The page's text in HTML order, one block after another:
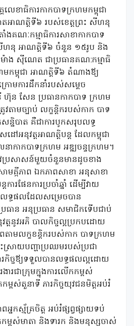
េខាធិការកាកបាទក្រហមកម្ពុជា
តអាណត្តិទី៦ របស់ខេត្តព្រះ សីហនុ
ាំងគណៈកម្មាធិការសាខាកាកបាទ
សីហនុ អាណត្តិទី៦ ចំនួន ១៥រូប និង
ាង ស៊ីណេត ជាប្រធានគណ:កម្មាធិ
មកម្ពុជា អាណត្តិទី៦ តំណាងឪ្យ
រោមការដឹកនាំរបស់សម្តេច
ហ៊ុន សែន ប្រធានកាកបាទ ក្រហម
វតាមច្បាប់ លក្ខន្តិករបស់កាក បាទ
ន្និបាត គឺជាការបូកសរុបលទ្ធ
ៅអនុវត្តអាណត្តិបន្ត ដែលកម្ពុជា
ាកាកបាទក្រហម អឌ្ឍចន្ទក្រហម។
ប្រសាសន៍មួយចំនួនមានដូចខាង
មគ្កីភាព ឯកភាពសាខា អនុសាខា
ារផែនការប្រចាំឆ្នាំ ដើម្បីវាយ
លទ្ធផលដែលសម្រេចបាន
រធាន អនុប្រធាន សមាជិកទើបជាប់
ត្តនូវអភិ បាលកិច្ចល្អប្រកបដោយ
តាមលក្ខខន្តិករបស់កាក បាទក្រហម
ស្រាយបញ្ហាប្រឈមរបស់ប្រជា
រកិច្ចឪ្យទទួលបានលទ្ធផលល្អដោយ
ារជាក្រុមក្នុងការលើកកម្ពស់
ពស់តួនាទី ភារកិច្ចយុវជនមិត្តអប់រំ
នកស្ម័គ្រចិត្ត អប់រំផ្សព្វផ្សាយទប់
កម្ពស់មាតា និងទារក និងមនុស្សចាស់